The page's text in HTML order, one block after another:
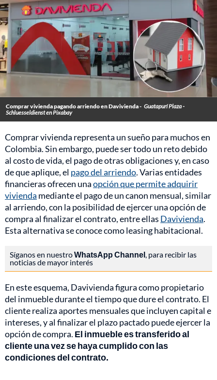
Comprar vivienda pagando arriendo en Davivienda - Guatapurí Plaza -
Schluesseldienst en Pixabay
Comprar vivienda representa un sueño para muchos en
Colombia. Sin embargo, puede ser todo un reto debido
al costo de vida, el pago de otras obligaciones y, en caso
de que aplique, el pago del arriendo. Varias entidades
financieras ofrecen unaopción que permite adquirir
vivienda mediante el pago de un canon mensual, similar
al arriendo, con la posibilidad de ejercer una opción de
compra al finalizar el contrato, entre ellas Davivienda.
Esta alternativa se conoce como leasing habitacional.
Síganos en nuestroWhatsApp Channel, para recibir las
noticias de mayor interés
En este esquema, Davivienda figura como propietario
del inmueble durante el tiempo que dure el contrato. El
cliente realiza aportes mensuales que incluyen capital e
intereses, y al finalizar el plazo pactado puede ejercer la
opción de compra. El inmueble es transferido al
cliente una vez se haya cumplido con las
condiciones del contrato.